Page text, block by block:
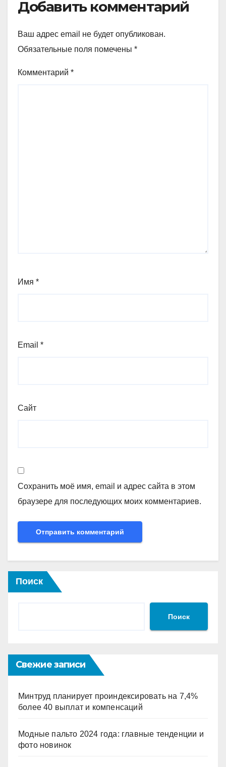
Добавить комментарий
Ваш адрес email не будет опубликован.
Обязательные поля помечены *
Комментарий *
Имя *
Email *
Сайт
Сохранить моё имя, email и адрес сайта в этом
браузере для последующих моих комментариев.
Поиск
Поиск
Свежие записи
Минтруд планирует проиндексировать на 7,4%
более 40 выплат и компенсаций
Модные пальто 2024 года: главные тенденции и
фото новинок